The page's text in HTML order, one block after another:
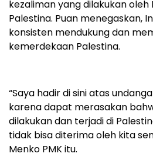
kezaliman yang dilakukan
Palestina. Puan menegaskan,
konsisten mendukung dan
kemerdekaan Palestina.
“Saya hadir di sini atas
karena dapat merasakan
dilakukan dan terjadi di
tidak bisa diterima oleh kita
Menko PMK itu.